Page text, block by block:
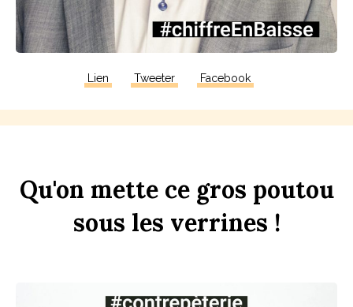
Lien Tweeter Facebook
Qu'on mette ce gros poutou
sous les verrines !